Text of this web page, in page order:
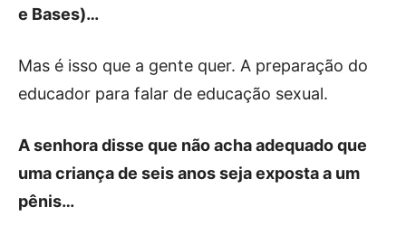
e Bases)…
Mas é isso que a gente quer. A preparação do
educador para falar de educação sexual.
A senhora disse que não acha adequado que
uma criança de seis anos seja exposta a um
pênis…